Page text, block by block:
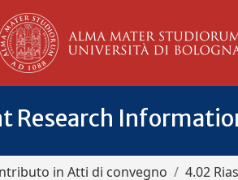
Research
in Atti di convegno 4.02